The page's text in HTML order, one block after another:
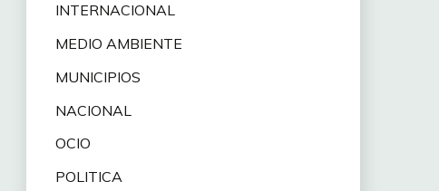
INTERNACIONAL
MEDIO AMBIENTE
MUNICIPIOS
NACIONAL
OCIO
POLITICA